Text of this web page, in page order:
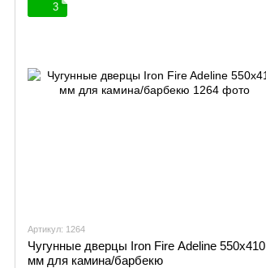
3
Артикул: 1264
Чугунные дверцы Iron Fire Adeline 550х410
мм для камина/барбекю